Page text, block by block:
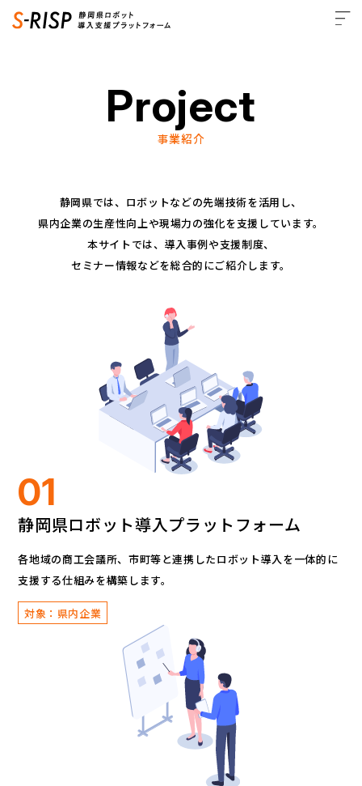
Project
事業紹介
静岡県では、ロボットなどの先端技術を活用し、
県内企業の生産性向上や現場力の強化を支援しています。
本サイトでは、導入事例や支援制度、
セミナー情報などを総合的にご紹介します。
01
静岡県ロボット導入プラットフォーム
各地域の商工会議所、市町等と連携したロボット導入を一体的に
支援する仕組みを構築します。
対象：県内企業